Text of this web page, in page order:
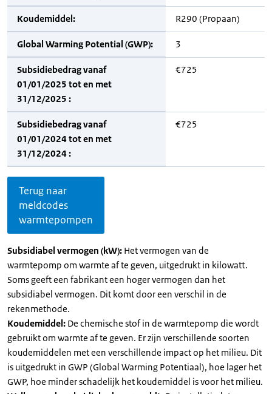
Koudemiddel: R290 (Propaan)
Global Warming Potential (GWP): 3
Subsidiebedrag vanaf
01/01/2025 tot en met
31/12/2025 :
€725
Subsidiebedrag vanaf
01/01/2024 tot en met
31/12/2024 :
€725
Terug naar
meldcodes
warmtepompen
Subsidiabel vermogen (kW): Het vermogen van de
warmtepomp om warmte af te geven, uitgedrukt in kilowatt.
Soms geeft een fabrikant een hoger vermogen dan het
subsidiabel vermogen. Dit komt door een verschil in de
rekenmethode.
Koudemiddel: De chemische stof in de warmtepomp die wordt
gebruikt om warmte af te geven. Er zijn verschillende soorten
koudemiddelen met een verschillende impact op het milieu. Dit
is uitgedrukt in GWP (Global Warming Potentiaal), hoe lager het
GWP, hoe minder schadelijk het koudemiddel is voor het milieu.